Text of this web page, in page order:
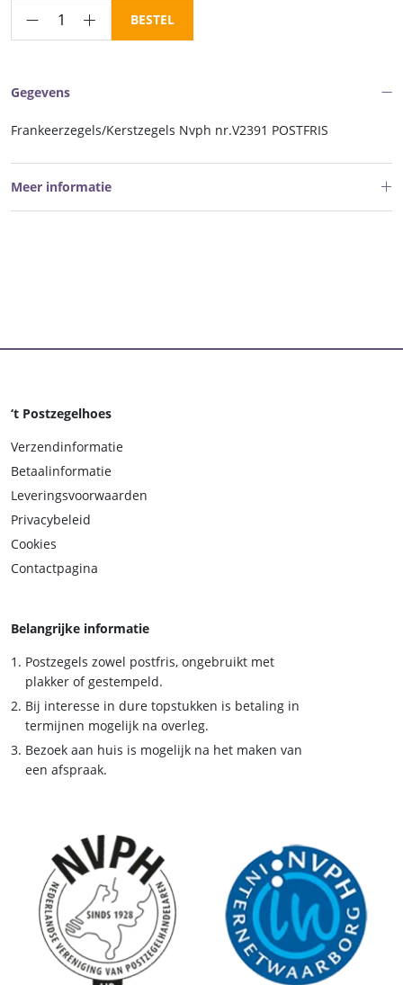
Frankeerzegels
Nederland
postfris
BESTEL
Gegevens
Frankeerzegels/Kerstzegels Nvph nr.V2391 POSTFRIS
Meer informatie
‘t Postzegelhoes
Verzendinformatie
Betaalinformatie
Leveringsvoorwaarden
Privacybeleid
Cookies
Contactpagina
Belangrijke informatie
Postzegels zowel postfris, ongebruikt met
plakker of gestempeld.
Bij interesse in dure topstukken is betaling in
termijnen mogelijk na overleg.
Bezoek aan huis is mogelijk na het maken van
een afspraak.